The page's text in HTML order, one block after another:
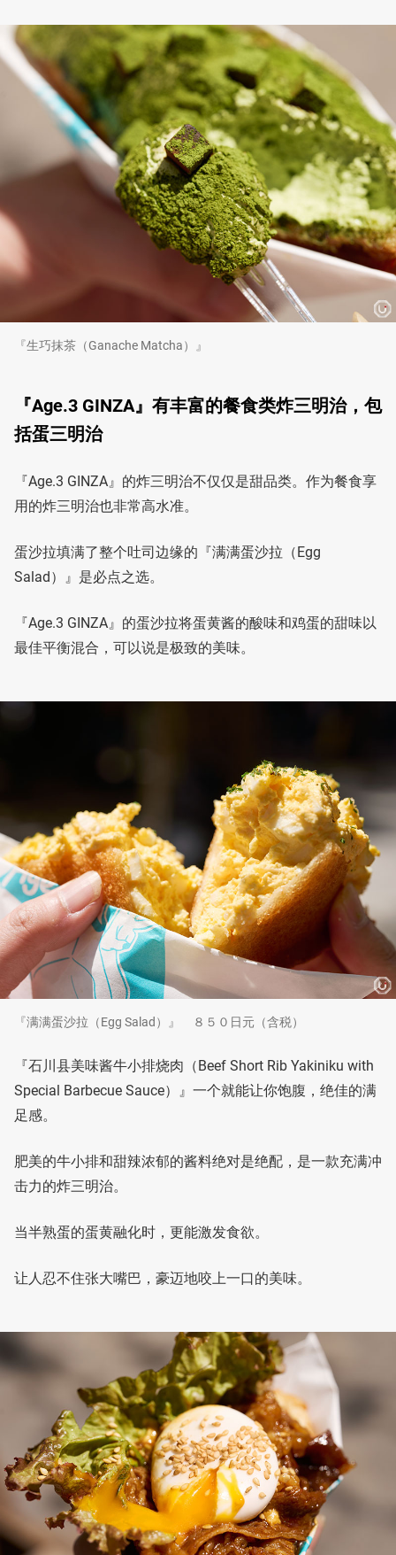
『生巧抹茶（Ganache Matcha）』
『Age.3 GINZA』有丰富的餐食类炸三明治，包
括蛋三明治
『Age.3 GINZA』的炸三明治不仅仅是甜品类。作为餐食享
用的炸三明治也非常高水准。
蛋沙拉填满了整个吐司边缘的『满满蛋沙拉（Egg
Salad）』是必点之选。
『Age.3 GINZA』的蛋沙拉将蛋黄酱的酸味和鸡蛋的甜味以
最佳平衡混合，可以说是极致的美味。
『满满蛋沙拉（Egg Salad）』 ８５０日元（含税）
『石川县美味酱牛小排烧肉（Beef Short Rib Yakiniku with
Special Barbecue Sauce）』一个就能让你饱腹，绝佳的满
足感。
肥美的牛小排和甜辣浓郁的酱料绝对是绝配，是一款充满冲
击力的炸三明治。
当半熟蛋的蛋黄融化时，更能激发食欲。
让人忍不住张大嘴巴，豪迈地咬上一口的美味。